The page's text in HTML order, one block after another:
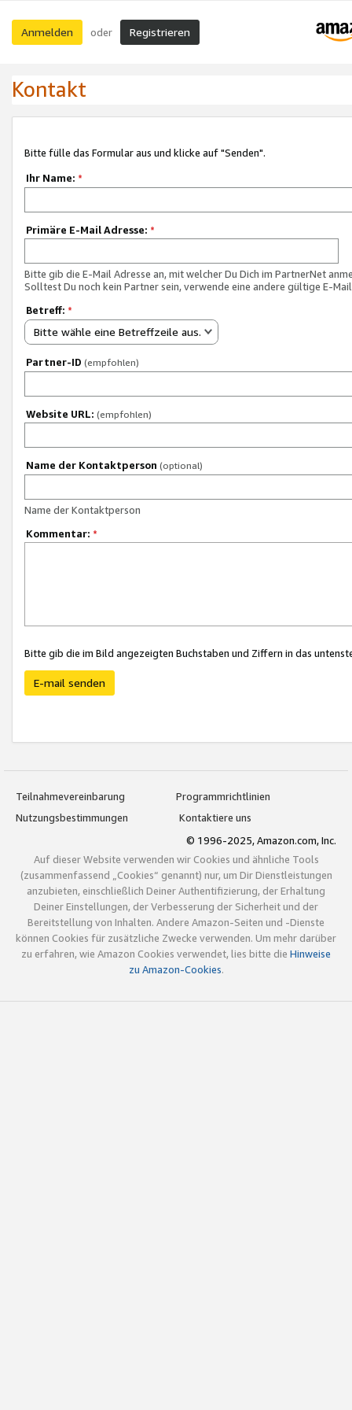
Anmelden oder Registrieren
Kontakt
Bitte fülle das Formular aus und klicke auf "Senden".
Ihr Name: *
Primäre E-Mail Adresse: *
Bitte gib die E-Mail Adresse an, mit welcher Du Dich im PartnerNet
Solltest Du noch kein Partner sein, verwende eine andere gültige E-
Betreff: *
Bitte wähle eine Betreffzeile aus.
Partner-ID (empfohlen)
Website URL: (empfohlen)
Name der Kontaktperson (optional)
Name der Kontaktperson
Kommentar: *
Bitte gib die im Bild angezeigten Buchstaben und Ziffern in das
E-mail senden
Teilnahmevereinbarung
Programmrichtlinien
Nutzungsbestimmungen
Kontaktiere uns
© 1996-2025, Amazon.com, Inc.
Auf dieser Website verwenden wir Cookies und ähnliche Tools
(zusammenfassend „Cookies“ genannt) nur, um Dir Dienstleistungen
anzubieten, einschließlich Deiner Authentifizierung, der Erhaltung
Deiner Einstellungen, der Verbesserung der Sicherheit und der
Bereitstellung von Inhalten. Andere Amazon-Seiten und -Dienste
können Cookies für zusätzliche Zwecke verwenden. Um mehr darüber
zu erfahren, wie Amazon Cookies verwendet, lies bitte die Hinweise
zu Amazon-Cookies.